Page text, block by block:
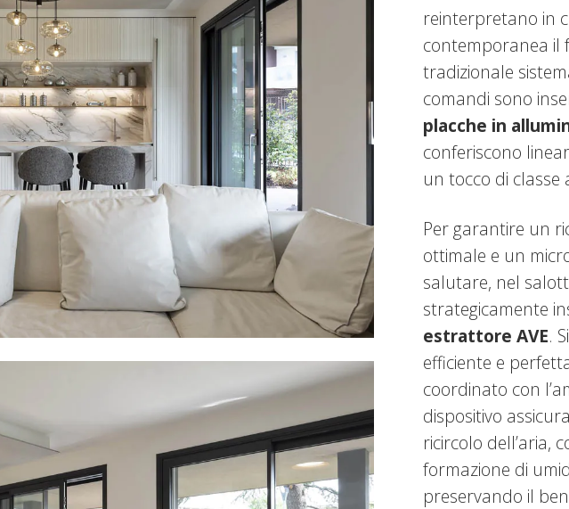
reinterpretano in
contemporanea il
tradizionale
comandi sono
placche in
conferiscono
un tocco di classe
Per garantire un
ottimale e un
salutare, nel
strategicamente
estrattore AVE.
efficiente e
coordinato con
dispositivo
ricircolo dell’aria,
formazione di
preservando il